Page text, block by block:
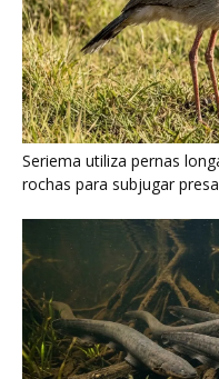
Poraquê sincroniza
amplificar campo elétrico
maiores na Amazônia